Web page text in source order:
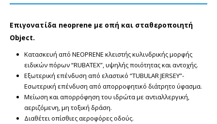
Επιγονατίδα neoprene με οπή και σταθεροποιητή
Object.
Κατασκευή από NEOPRENΕ κλειστής κυλινδρικής μορφής
ειδικών πόρων “RUBATEX”, υψηλής ποιότητας και αντοχής.
Εξωτερική επένδυση από ελαστικό “TUBULAR JERSEY”-
Εσωτερική επένδυση από απορροφητικό διάτρητο ύφασμα.
Μείωση και απορρόφηση του ιδρώτα με αντιαλλεργική,
αεριζόμενη, μη τοξική δράση.
Διαθέτει οπίσθιες αεροφόρες οδούς.